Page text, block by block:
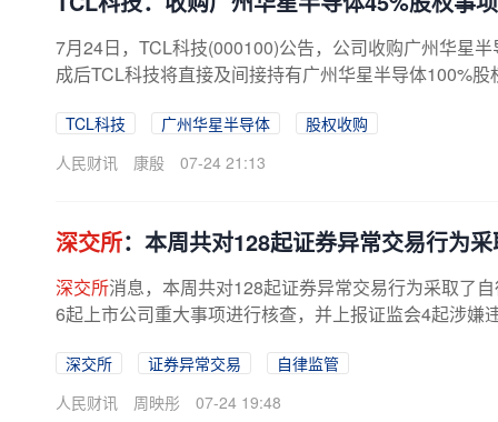
7月24日，TCL科技(000100)公告，公司收购广州华星
成后TCL科技将直接及间接持有广州华星半导体100%
TCL科技 广州华星半导体
股权收购
人民财讯
康殷 07-24 21:13
深交所：本周共对128起证券异常交易行为
深交所消息，本周共对128起证券异常交易行为采取了
6起上市公司重大事项进行核查，并上报证监会4起涉嫌
深交所 证券异常交易
自律监管
人民财讯
周映彤 07-24 19:48